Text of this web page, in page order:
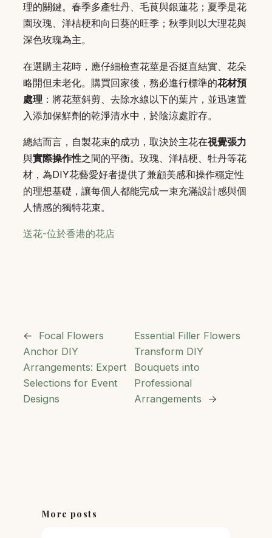
理的關鍵。春季多產牡丹、毛茛與銀蓮花；夏季是花
園玫瑰、洋桔梗和向日葵的旺季；秋季則以大理花與
深色玫瑰為主。
在選購主花時，應仔細檢查花莖是否挺直結實、花朵
略開但未老化。購買回家後，務必進行標準的花材預
處理 ：將花莖斜剪、去除水線以下的葉片，並迅速置
入添加保鮮劑的乾淨清水中，於陰涼處貯存。
總結而言，自製花束的成功，取決於主花在視覺張力
與實際操作性之間的平衡。玫瑰、洋桔梗、牡丹等花
材，為DIY花藝愛好者提供了兼顧美感和操作穩定性
的理想基礎，讓每個人都能完成一束充滿設計感與個
人情感的獨特花束。
送花-位於香港的花店
←
Focal Flowers
Anchor DIY
Arrangements: Expert
Selections for Event
Designs
Essential Filler Flowers
Transform DIY
Bouquets into
Professional
Arrangements
→
More posts